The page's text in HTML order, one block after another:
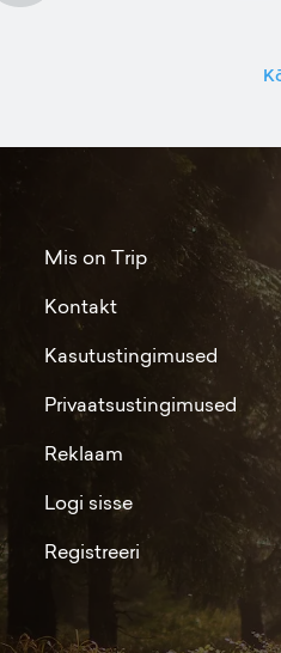
Mis on Trip
Kontakt
Kasutustingimused
Privaatsustingimused
Reklaam
Logi sisse
Registreeri